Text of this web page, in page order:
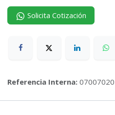
Solicita Cotización
Referencia Interna: 07007020